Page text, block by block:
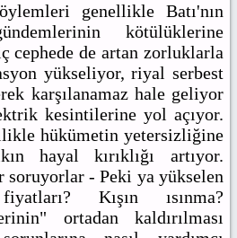
genellikle Batı'nın
kötülüklerine
cephede de artan zorluklarla
yükseliyor, riyal serbest
karşılanamaz hale geliyor
kesintilerine yol açıyor.
hükümetin yetersizliğine
hayal kırıklığı artıyor.
soruyorlar - Peki ya yükselen
Kışın ısınma?
ortadan kaldırılması